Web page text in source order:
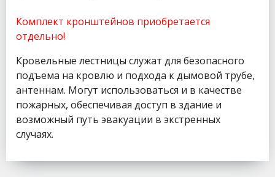
Комплект кронштейнов приобретается
отдельно!
Кровельные лестницы служат для безопасного
подъема на кровлю и подхода к дымовой трубе,
антеннам. Могут использоваться и в качестве
пожарных, обеспечивая доступ в здание и
возможный путь эвакуации в экстренных
случаях.